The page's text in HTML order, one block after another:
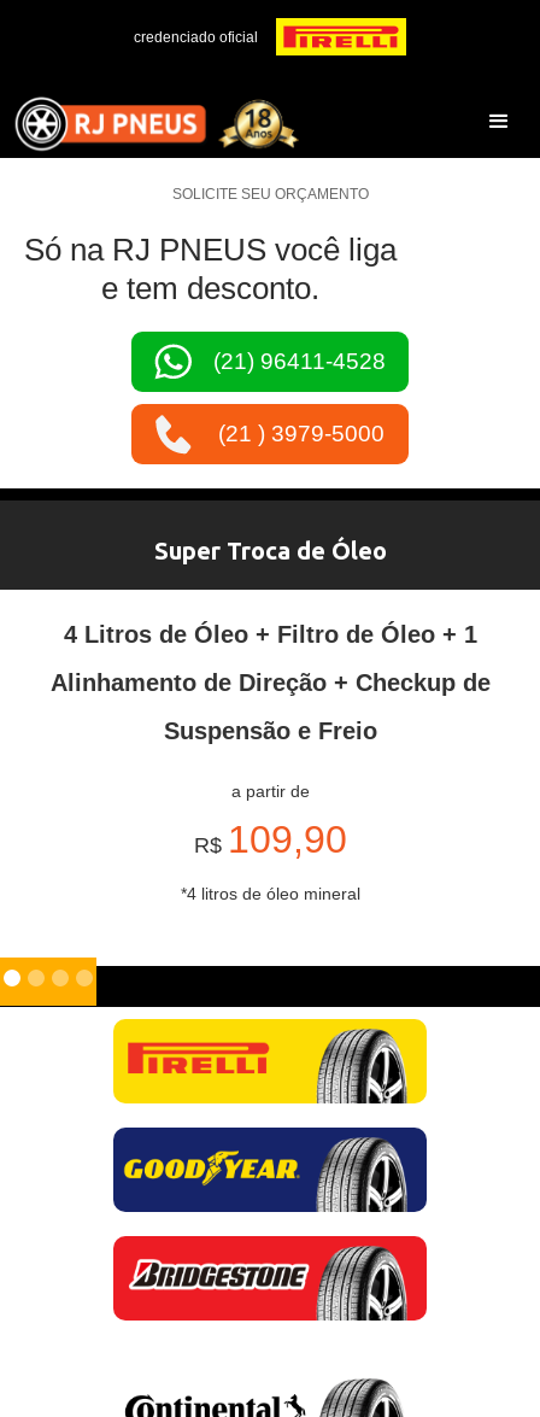
credenciado oficial
SOLICITE SEU ORÇAMENTO
Só na RJ PNEUS você liga
e tem desconto.
(21) 96411-4528
(21 ) 3979-5000
Super Troca de Óleo
4 Litros de Óleo + Filtro de Óleo + 1
Alinhamento de Direção + Checkup de
Suspensão e Freio
a partir de
R$ 109,90
*4 litros de óleo mineral